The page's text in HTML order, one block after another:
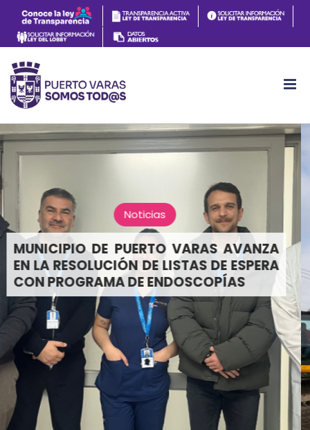
Noticias
PUERTO VARAS INICIA HISTÓRICA
TRANSFORMACIÓN DE SU BORDE
LACUSTRE CON INVERSIÓN DE $9.700
MILLONES